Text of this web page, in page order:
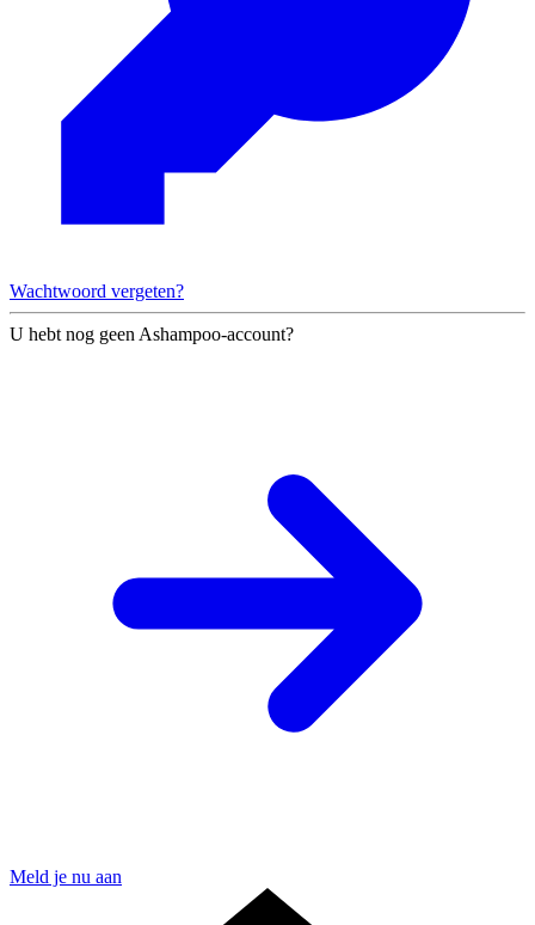
Wachtwoord vergeten?
U hebt nog geen Ashampoo-account?
Meld je nu aan